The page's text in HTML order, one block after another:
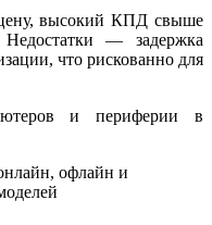
высокий КПД свыше
— задержка
что рискованно для
и периферии в